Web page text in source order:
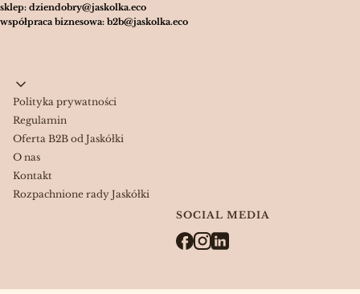
sklep: dziendobry@jaskolka.eco
współpraca biznesowa: b2b@jaskolka.eco
Linki w stopce
Polityka prywatności
Regulamin
Oferta B2B od Jaskółki
O nas
Kontakt
Rozpachnione rady Jaskółki
SOCIAL MEDIA